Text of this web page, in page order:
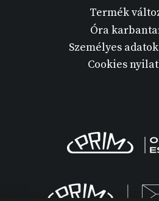
Termék
Óra
Személyes
Cookies